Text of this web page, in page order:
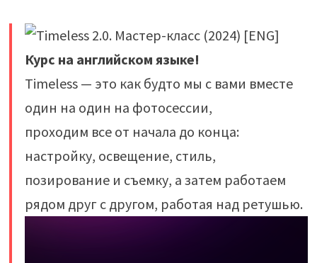
Курс на английском языке!
Timeless — это как будто мы с вами вместе
один на один на фотосессии,
проходим все от начала до конца:
настройку, освещение, стиль,
позирование и съемку, а затем работаем
рядом друг с другом, работая над ретушью.